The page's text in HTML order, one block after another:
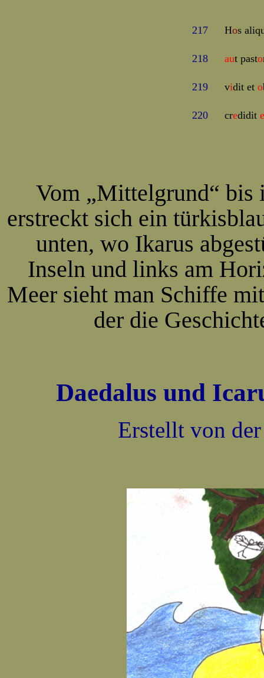
217 Hos
218 aut pasto
219 vidit et o
220 credidit e
Vom „Mittelgrund“ bis
erstreckt sich ein
unten, wo Ikarus
Inseln und links am
Meer sieht man Schiffe
der die
Daedalus und
Erstellt von